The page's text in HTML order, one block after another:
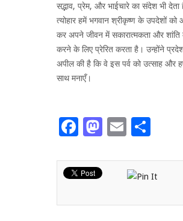
सद्भाव, प्रेम, और भाईचारे का संदेश भी
त्योहार हमें भगवान श्रीकृष्ण के उपदेशों को
कर अपने जीवन में सकारात्मकता और शांति
करने के लिए प्रेरित करता है। उन्होंने
अपील की है कि वे इस पर्व को उत्साह और
साथ मनाएँ।
Facebook
Mastodon
Email